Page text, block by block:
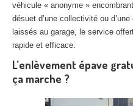
véhicule « anonyme »
désuet d’une collectivité ou
laissés au garage, le service
rapide et efficace.
L’enlèvement épave
ça marche ?